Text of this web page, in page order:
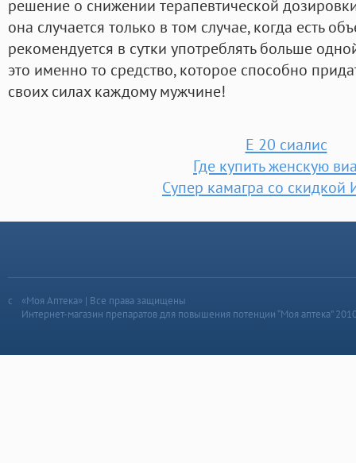
решение о снижении терапевтической
она случается только в том случае, когда есть
рекомендуется в сутки употреблять больше
это именно то средство, которое способно
своих силах каждому мужчине!
Е 20 сиалис
Где купить женскую
Супер камагра со скидкой
«Моя Аптека» | Все права защищены
Интернет-магазин препаратов для повышения потенции “Моя аптека”